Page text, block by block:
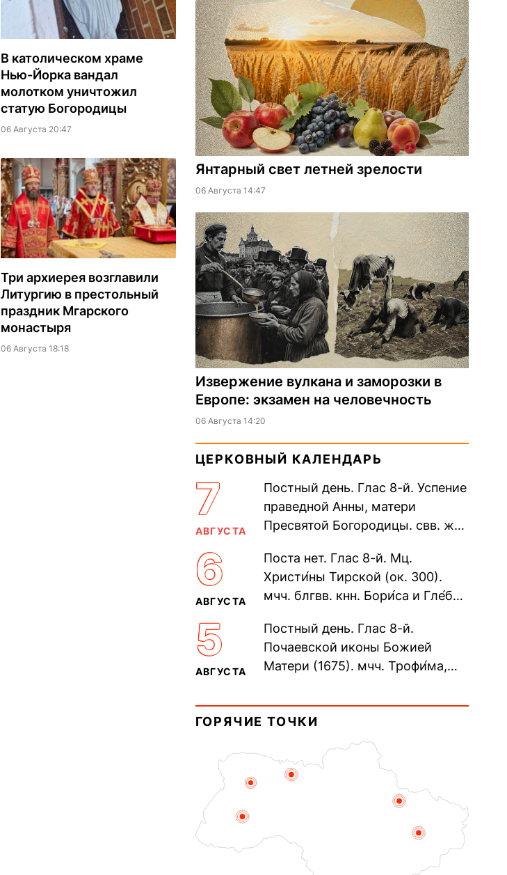
В католическом храме
Нью-Йорка вандал
молотком уничтожил
статую Богородицы
06 Августа 20:47
Три архиерея возглавили
Литургию в престольный
праздник Мгарского
монастыря
06 Августа 18:18
Янтарный свет летней зрелости
06 Августа 14:47
Извержение вулкана и заморозки в
Европе: экзамен на человечность
06 Августа 14:20
ЦЕРКОВНЫЙ КАЛЕНДАРЬ
7
АВГУСТА
Постный день. Глас 8-й. Успение
праведной Анны, матери
Пресвятой Богородицы. свв. жен
прп. Евпракси́и девы,...
6
АВГУСТА
Поста нет. Глас 8-й. Мц.
Христи́ны Тирской (ок. 300).
мчч. блгвв. кнн. Бори́са и Гле́ба,
Дави́да (1015). Прп....
5
АВГУСТА
Постный день. Глас 8-й.
Почаевской иконы Божией
Матери (1675). мчч. Трофи́ма,
мучеников (284–305). прав.
воина Фео́дора...
ГОРЯЧИЕ ТОЧКИ